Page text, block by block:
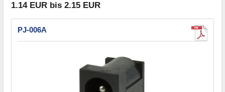
1.14 EUR bis 2.15 EUR
PJ-006A